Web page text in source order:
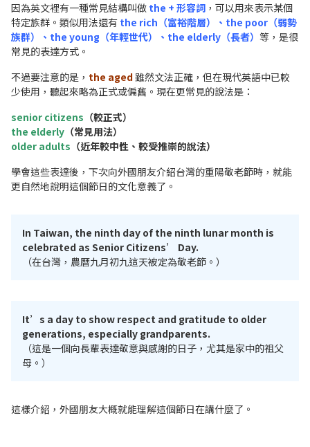
因為英文裡有一種常見結構叫做 the + 形容詞 ，可以用來表示某個
特定族群。 類似用法還有 the rich（富裕階層）、the poor（弱勢
族群）、the young（年輕世代）、the elderly（長者） 等，是很
常見的表達方式。
不過要注意的是， the aged雖然文法正確，但在現代英語中已較
少使用，聽起來略為正式或偏舊。現在更常見的說法是：
senior citizens （較正式）
the elderly （常見用法）
older adults （近年較中性、較受推崇的說法）
學會這些表達後，下次向外國朋友介紹台灣的重陽敬老節時，就能
更自然地說明這個節日的文化意義了。
In Taiwan, the ninth day of the ninth lunar month is
celebrated as Senior Citizens’ Day.
（在台灣，農曆九月初九這天被定為敬老節。）
It’s a day to show respect and gratitude to older
generations, especially grandparents.
（這是一個向長輩表達敬意與感謝的日子，尤其是家中的祖父
母。）
這樣介紹，外國朋友大概就能理解這個節日在講什麼了。